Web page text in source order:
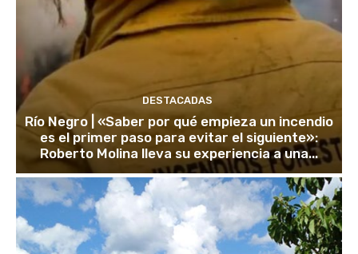
DESTACADAS
Río Negro | «Saber por qué empieza un incendio
es el primer paso para evitar el siguiente»:
Roberto Molina lleva su experiencia a una...